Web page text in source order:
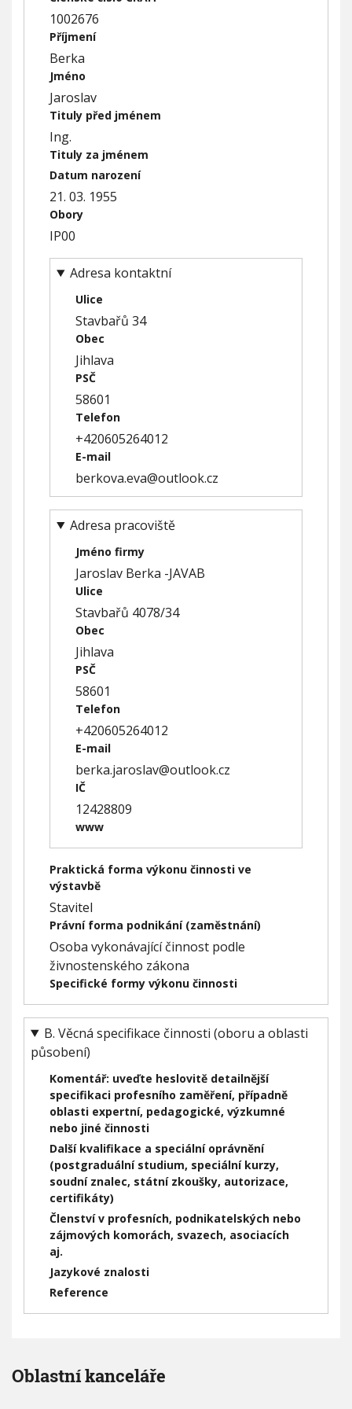
1002676
Příjmení
Berka
Jméno
Jaroslav
Tituly před jménem
Ing.
Tituly za jménem
Datum narození
21. 03. 1955
Obory
IP00
Adresa kontaktní
Ulice
Stavbařů 34
Obec
Jihlava
PSČ
58601
Telefon
+420605264012
E-mail
berkova.eva@outlook.cz
Adresa pracoviště
Jméno firmy
Jaroslav Berka -JAVAB
Ulice
Stavbařů 4078/34
Obec
Jihlava
PSČ
58601
Telefon
+420605264012
E-mail
berka.jaroslav@outlook.cz
IČ
12428809
www
Praktická forma výkonu činnosti ve
výstavbě
Stavitel
Právní forma podnikání (zaměstnání)
Osoba vykonávající činnost podle
živnostenského zákona
Specifické formy výkonu činnosti
B. Věcná specifikace činnosti (oboru a oblasti
působení)
Komentář: uveďte heslovitě detailnější
specifikaci profesního zaměření, případně
oblasti expertní, pedagogické, výzkumné
nebo jiné činnosti
Další kvalifikace a speciální oprávnění
(postgraduální studium, speciální kurzy,
soudní znalec, státní zkoušky, autorizace,
certifikáty)
Členství v profesních, podnikatelských nebo
zájmových komorách, svazech, asociacích
aj.
Jazykové znalosti
Reference
Oblastní kanceláře